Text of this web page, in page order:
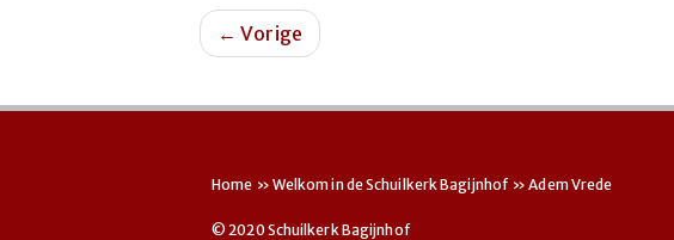
← Vorige
Home » Welkom in de Schuilkerk Bagijnhof »Adem Vrede
© 2020 Schuilkerk Bagijnhof